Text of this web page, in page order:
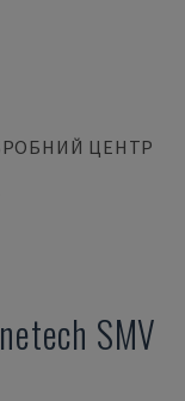
ЦЕНТР
SMV